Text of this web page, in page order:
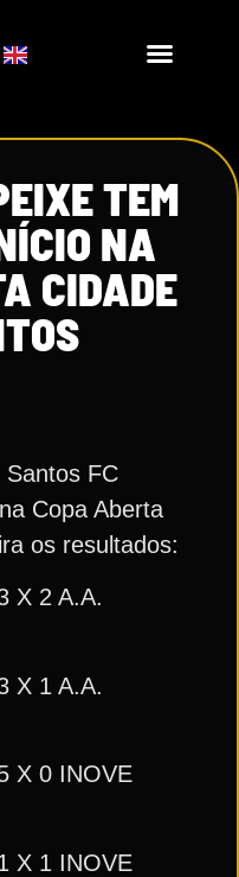
TEM
NA
CIDADE
FC
Copa Aberta
os resultados:
X 2 A.A.
X 1 A.A.
X 0 INOVE
X 1 INOVE